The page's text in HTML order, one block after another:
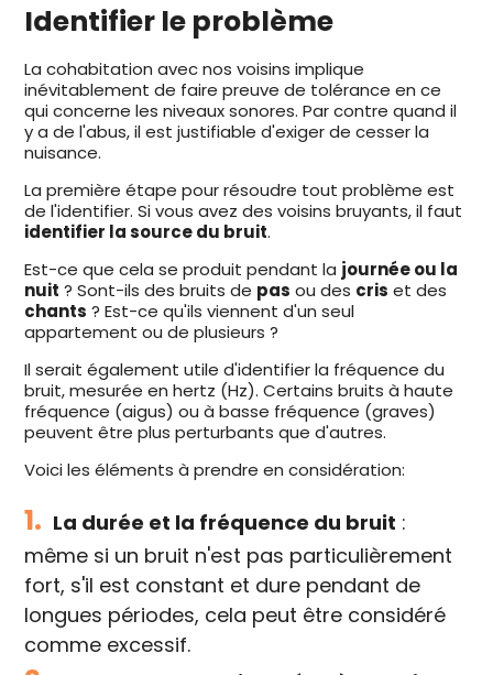
Identifier le problème
La cohabitation avec nos voisins implique
inévitablement de faire preuve de tolérance en ce
qui concerne les niveaux sonores. Par contre quand il
y a de l'abus, il est justifiable d'exiger de cesser la
nuisance.
La première étape pour résoudre tout problème est
de l'identifier. Si vous avez des voisins bruyants, il faut
identifier la source du bruit.
Est-ce que cela se produit pendant la journée ou la
nuit ? Sont-ils des bruits de pas ou des cris et des
chants ? Est-ce qu'ils viennent d'un seul
appartement ou de plusieurs ?
Il serait également utile d'identifier la fréquence du
bruit, mesurée en hertz (Hz). Certains bruits à haute
fréquence (aigus) ou à basse fréquence (graves)
peuvent être plus perturbants que d'autres.
Voici les éléments à prendre en considération:
1. La durée et la fréquence du bruit :
même si un bruit n'est pas particulièrement
fort, s'il est constant et dure pendant de
longues périodes, cela peut être considéré
comme excessif.